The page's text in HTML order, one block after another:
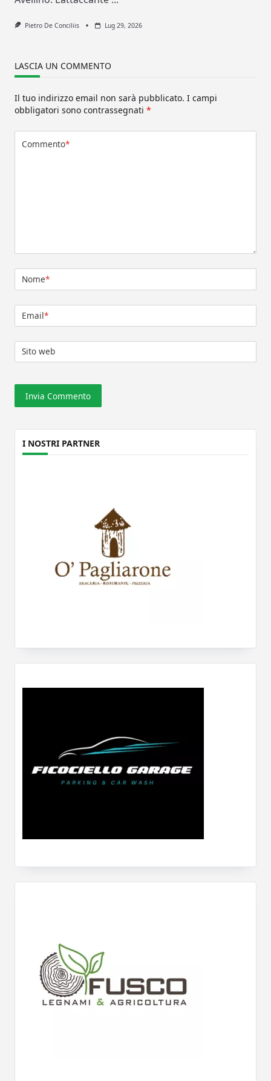
Pietro De Conciliis Lug 29, 2026
LASCIA UN COMMENTO
Il tuo indirizzo email non sarà pubblicato. I campi
obbligatori sono contrassegnati *
Commento*
Nome*
Email*
Sito web
I NOSTRI PARTNER